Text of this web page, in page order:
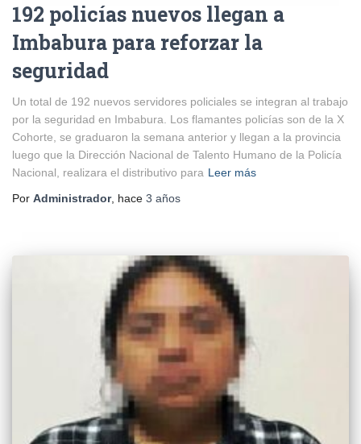
192 policías nuevos llegan a
Imbabura para reforzar la
seguridad
Un total de 192 nuevos servidores policiales se integran al trabajo
por la seguridad en Imbabura. Los flamantes policías son de la X
Cohorte, se graduaron la semana anterior y llegan a la provincia
luego que la Dirección Nacional de Talento Humano de la Policía
Nacional, realizara el distributivo para Leer más
Por Administrador, hace 3 años